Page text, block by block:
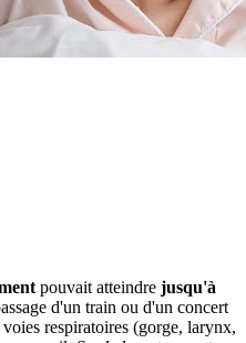
pouvait atteindre jusqu'à
d'un train ou d'un concert
respiratoires (gorge, larynx,